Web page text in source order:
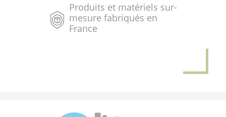
Produits et matériels sur-
mesure fabriqués en
France